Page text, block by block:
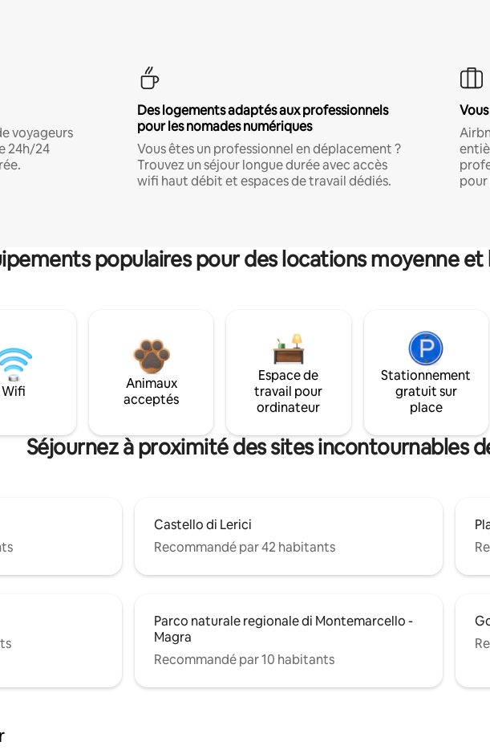
voyageurs
24h/24
Des logements adaptés aux professionnels
pour les nomades numériques
Vous êtes un professionnel en déplacement ?
Trouvez un séjour longue durée avec accès
wifi haut débit et espaces de travail dédiés.
populaires pour des locations moyenne
Wifi
Animaux
acceptés
Espace de
travail pour
ordinateur
Stationnement
gratuit sur
place
Séjournez à proximité des sites incontournables
Castello di Lerici
Recommandé par 42 habitants
Parco naturale regionale di Montemarcello -
Magra
Recommandé par 10 habitants